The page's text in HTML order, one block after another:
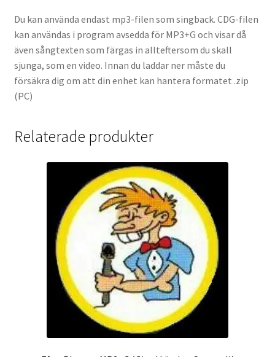
Du kan använda endast mp3-filen som singback. CDG-filen
kan användas i program avsedda för MP3+G och visar då
även sångtexten som färgas in allteftersom du skall
sjunga, som en video. Innan du laddar ner måste du
försäkra dig om att din enhet kan hantera formatet .zip
(PC)
Relaterade produkter